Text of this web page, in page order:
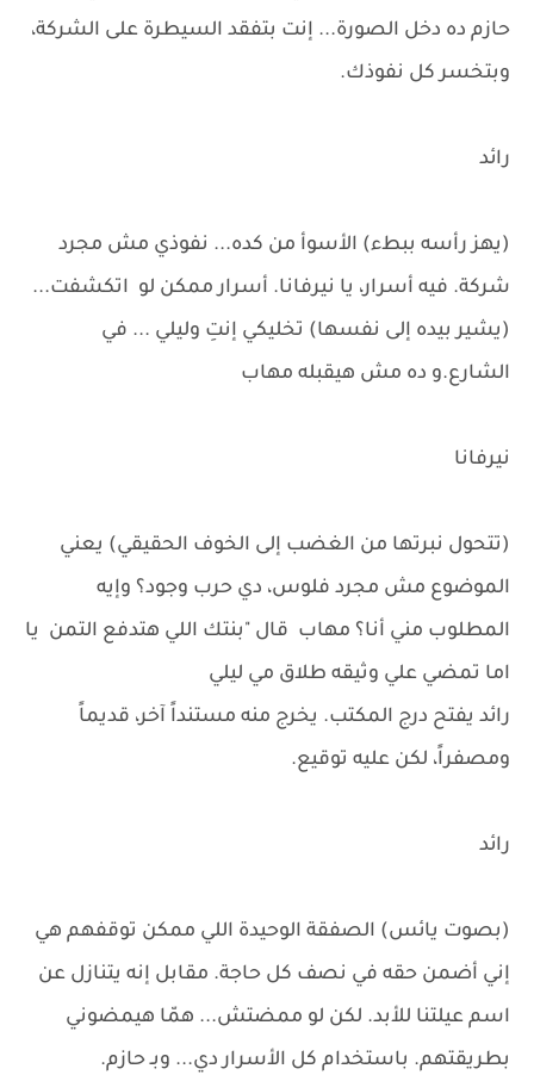
حازم ده دخل الصورة... إنت بتفقد السيطرة على الشركة،
وبتخسر كل نفوذك.
رائد
(يهز رأسه ببطء) الأسوأ من كده... نفوذي مش مجرد
شركة. فيه أسرار، يا نيرفانا. أسرار ممكن لو اتكشفت...
(يشير بيده إلى نفسها) تخليكي إنتِ وليلي ... في
الشارع.و ده مش هيقبله مهاب
نيرفانا
(تتحول نبرتها من الغضب إلى الخوف الحقيقي) يعني
الموضوع مش مجرد فلوس، دي حرب وجود؟ وإيه
المطلوب مني أنا؟ مهاب قال "بنتك اللي هتدفع التمن يا
اما تمضي علي وثيقه طلاق مي ليلي
رائد يفتح درج المكتب. يخرج منه مستنداً آخر، قديماً
ومصفراً، لكن عليه توقيع.
رائد
(بصوت يائس) الصفقة الوحيدة اللي ممكن توقفهم هي
إني أضمن حقه في نصف كل حاجة. مقابل إنه يتنازل عن
اسم عيلتنا للأبد. لكن لو ممضتش... همّا هيمضوني
بطريقتهم. باستخدام كل الأسرار دي... وبـ حازم.